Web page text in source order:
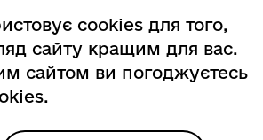
cookies для того,
сайту кращим для вас.
сайтом ви погоджуєтесь